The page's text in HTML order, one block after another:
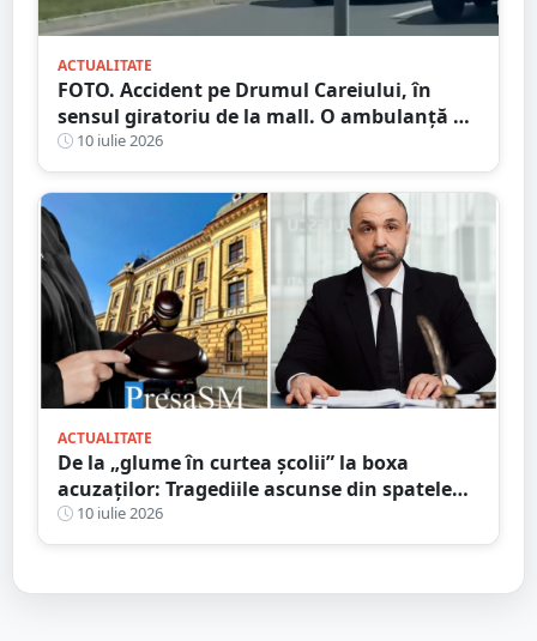
ACTUALITATE
FOTO. Accident pe Drumul Careiului, în
sensul giratoriu de la mall. O ambulanță a
fost chemată la fața locului
10 iulie 2026
ACTUALITATE
De la „glume în curtea școlii” la boxa
acuzaților: Tragediile ascunse din spatele
bullying-ului și consecințele penale pe care
mulți le ignoră
10 iulie 2026